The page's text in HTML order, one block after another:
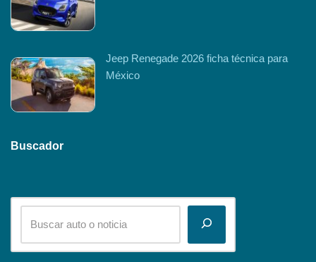
Jeep Renegade 2026 ficha técnica para
México
Buscador